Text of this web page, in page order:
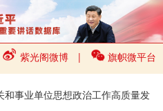
紫光阁微博 | 旗帜微平台
和事业单位思想政治工作高质量发